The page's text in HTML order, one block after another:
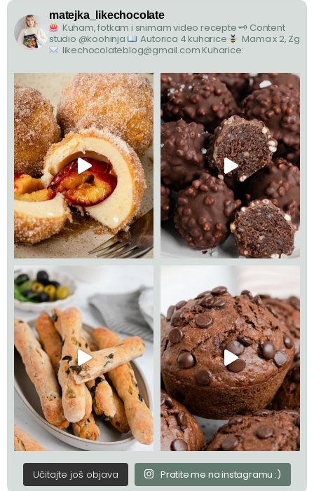
matejka_likechocolate
Kuham, fotkam i snimam video recepte🗝 Content
studio @koohinja
Autorica 4 kuharice
Mama x 2, Zg
likechocolateblog@gmail.com Kuharice:
Učitajte još objava Pratite me na instagramu :)